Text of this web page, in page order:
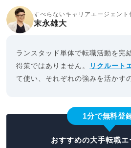
すべらないキャリアエージェント
末永雄大
ランスタッド単体で転職活動を完
得策ではありません。
リクルート
て使い、それぞれの強みを活かす
1分で無料登
おすすめの大手転職エ